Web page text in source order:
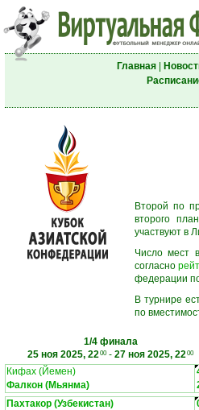
Главная|
Второй по
второго
участвуют в
Число мест
согласно
федерации
В турнире
по
1/4 финала
25 ноя 2025, 2200- 27 ноя 2025, 2200
Кифах (Йемен)
Фалкон (Мьянма)
Пахтакор (Узбекистан)